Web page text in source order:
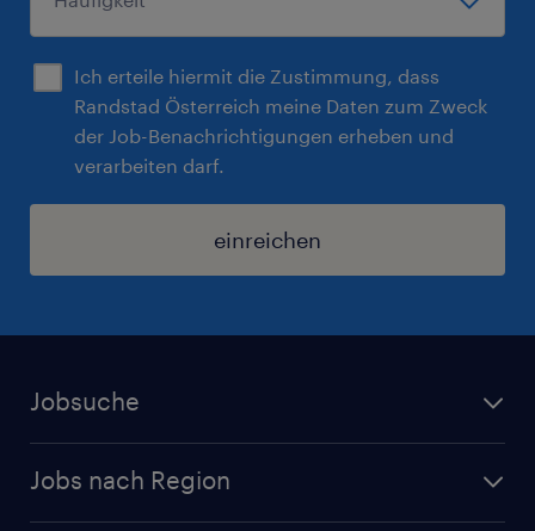
Ich erteile hiermit die Zustimmung, dass
Randstad Österreich meine Daten zum Zweck
der Job-Benachrichtigungen erheben und
verarbeiten darf.
einreichen
Jobsuche
Initiativbewerbung
Jobs nach Region